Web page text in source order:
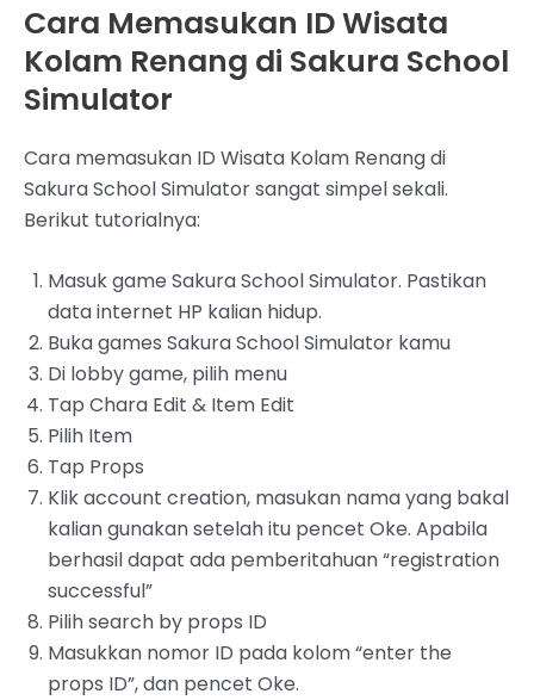
Cara Memasukan ID Wisata
Kolam Renang di Sakura School
Simulator
Cara memasukan ID Wisata Kolam Renang di
Sakura School Simulator sangat simpel sekali.
Berikut tutorialnya:
Masuk game Sakura School Simulator. Pastikan
data internet HP kalian hidup.
‌Buka games Sakura School Simulator kamu
Di lobby game, pilih menu
Tap Chara Edit & Item Edit
Pilih Item
Tap Props
‌Klik account creation, masukan nama yang bakal
kalian gunakan setelah itu pencet Oke. Apabila
berhasil dapat ada pemberitahuan “registration
successful”
‌Pilih search by props ID
‌Masukkan nomor ID pada kolom “enter the
props ID”, dan pencet Oke.